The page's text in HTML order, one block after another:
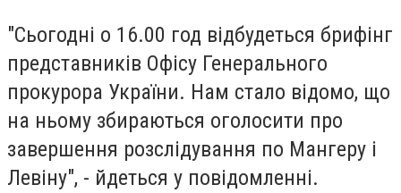
"Сьогодні о 16.00 год відбудеться брифінг
представників Офісу Генерального
прокурора України. Нам стало відомо, що
на ньому збираються оголосити про
завершення розслідування по Мангеру і
Левіну", - йдеться у повідомленні.